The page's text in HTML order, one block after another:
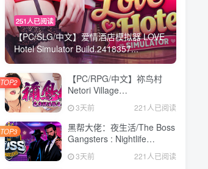
251人已阅读
【PC/SLG/中文】爱情酒店模拟器 LOVE
Hotel Simulator Build.2418357...
【PC/RPG/中文】祢鸟村
Netori Village
Build.24194835 STEAM官
方中文版【540MB】
3天前 221人已阅读
TOP2
黑帮大佬：夜生活/The Boss
Gangsters : Nightlife
Build.21376939|模拟经营|容
量8.4GB|免安装绿色中文版
3天前 221人已阅读
TOP3